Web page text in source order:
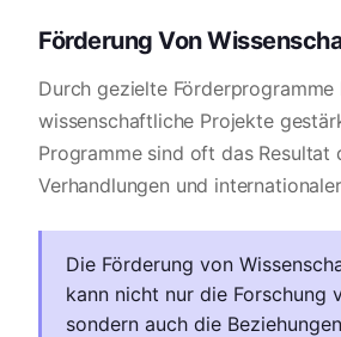
Förderung Von
Durch gezielte Förderprogramme
wissenschaftliche Projekte
Programme sind oft das Resultat
Verhandlungen und
Die Förderung von
kann nicht nur die Forschung
sondern auch die